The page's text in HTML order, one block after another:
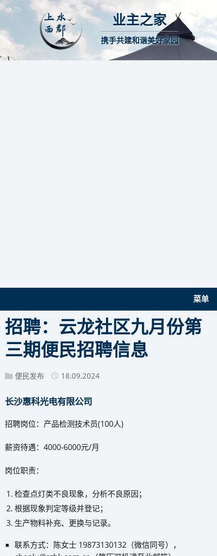
业主之家
携手共建和谐美好家园
菜单
招聘：云龙社区九月份第
三期便民招聘信息
便民发布 18.09.2024
长沙惠科光电有限公司
招聘岗位：产品检测技术员(100人)
薪资待遇：4000-6000元/月
岗位职责：
检查点灯类不良现象，分析不良原因；
根据现象判定等级并登记；
生产物料补充、更换与记录。
联系方式：陈女士 19873130132（微信同号），